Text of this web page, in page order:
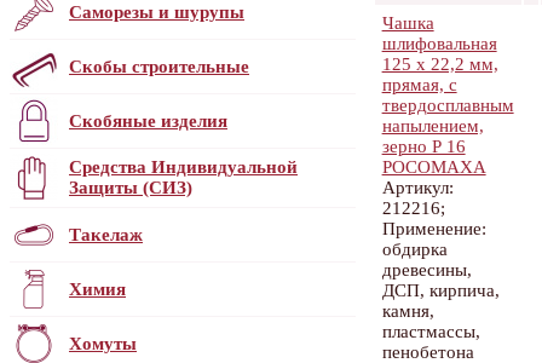
Саморезы и шурупы
Скобы строительные
Скобяные изделия
Средства Индивидуальной
Защиты (СИЗ)
Такелаж
Химия
Хомуты
Чашка
шлифовальная
125 х 22,2 мм,
прямая, с
твердосплавным
напылением,
зерно Р 16
РОСОМАХА
Артикул:
212216;
Применение:
обдирка
древесины,
ДСП, кирпича,
камня,
пластмассы,
пенобетона